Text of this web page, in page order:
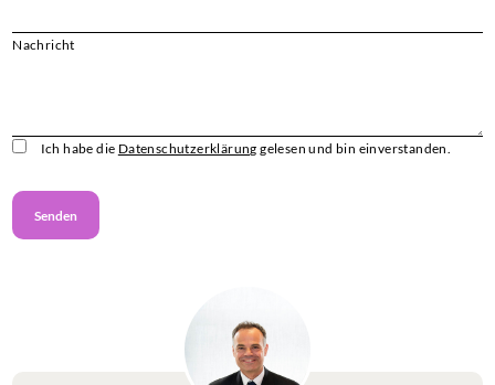
Nachricht
Ich habe die Datenschutzerklärung gelesen und bin einverstanden.